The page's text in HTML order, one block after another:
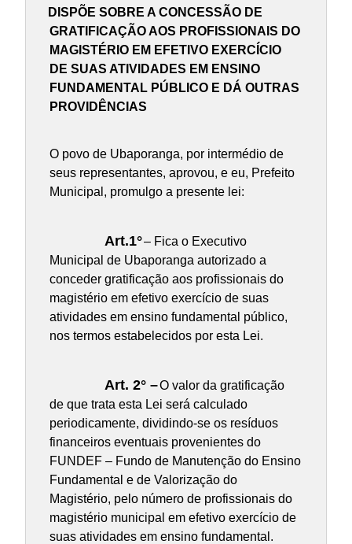
DISPÕE SOBRE A CONCESSÃO DE
GRATIFICAÇÃO AOS PROFISSIONAIS DO
MAGISTÉRIO EM EFETIVO EXERCÍCIO
DE SUAS ATIVIDADES EM ENSINO
FUNDAMENTAL PÚBLICO E DÁ OUTRAS
PROVIDÊNCIAS
O povo de Ubaporanga, por intermédio de
seus representantes, aprovou, e eu, Prefeito
Municipal, promulgo a presente lei:
Art.1°– Fica o Executivo
Municipal de Ubaporanga autorizado a
conceder gratificação aos profissionais do
magistério em efetivo exercício de suas
atividades em ensino fundamental público,
nos termos estabelecidos por esta Lei.
Art. 2° –O valor da gratificação
de que trata esta Lei será calculado
periodicamente, dividindo-se os resíduos
financeiros eventuais provenientes do
FUNDEF – Fundo de Manutenção do Ensino
Fundamental e de Valorização do
Magistério, pelo número de profissionais do
magistério municipal em efetivo exercício de
suas atividades em ensino fundamental.